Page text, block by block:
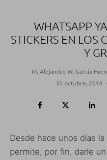
WHATSAPP
STICKERS EN LOS
Y
M. Alejandro W. García
30 octubre, 2018 ·
Desde hace unos días
permite, por fin, darle